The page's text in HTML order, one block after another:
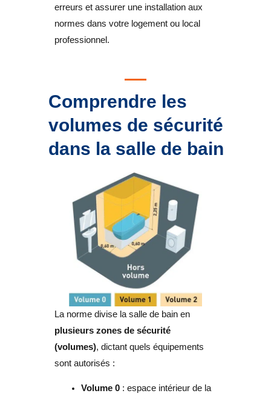
erreurs et assurer une installation aux
normes dans votre logement ou local
professionnel.
Comprendre les
volumes de sécurité
dans la salle de bain
La norme divise la salle de bain en
plusieurs zones de sécurité
(volumes), dictant quels équipements
sont autorisés :
Volume 0: espace intérieur de la